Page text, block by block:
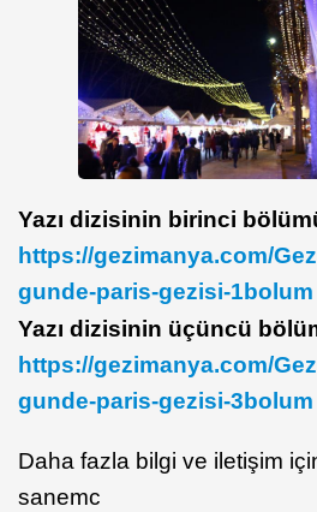
Yazı dizisinin birinci
https://gezimanya.com/
gunde-paris-gezisi-1bolum
Yazı dizisinin üçüncü
https://gezimanya.com/
gunde-paris-gezisi-3bolum
Daha fazla bilgi ve iletişim
sanemc